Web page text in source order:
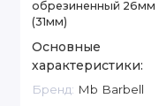
обрезиненный 26мм
(31мм)
Основные
характеристики:
Бренд: Mb Barbell